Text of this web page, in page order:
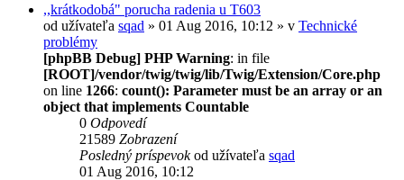
,,krátkodobá" porucha radenia u T603
od užívateľa sqad » 01 Aug 2016, 10:12 » v Technické
problémy
[phpBB Debug] PHP Warning: in file
[ROOT]/vendor/twig/twig/lib/Twig/Extension/Core.php
on line 1266: count(): Parameter must be an array or an
object that implements Countable
0 Odpovedí
21589 Zobrazení
Posledný príspevokod užívateľa sqad
01 Aug 2016, 10:12